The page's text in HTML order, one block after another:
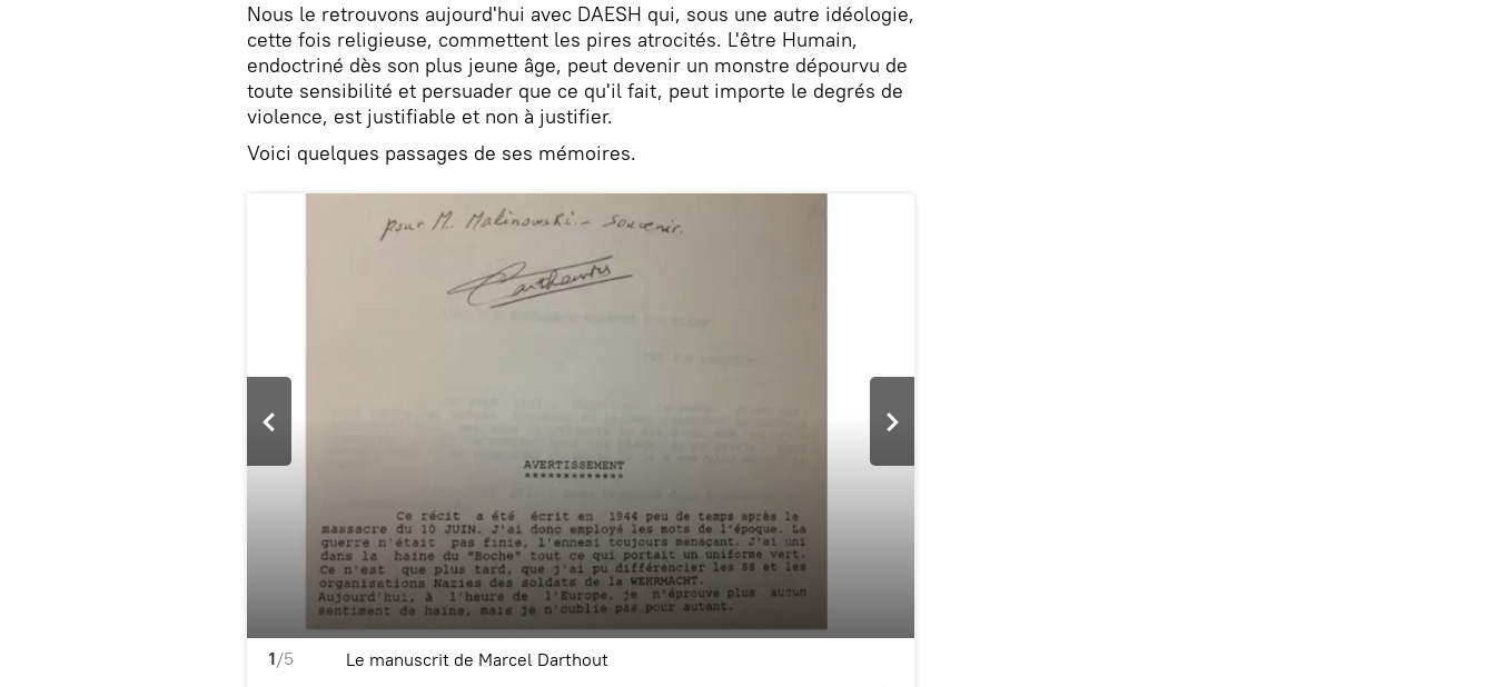
Nous le retrouvons aujourd'hui avec DAESH qui, sous une autre idéologie,
cette fois religieuse, commettent les pires atrocités. L'être Humain,
endoctriné dès son plus jeune âge, peut devenir un monstre dépourvu de
toute sensibilité et persuader que ce qu'il fait, peut importe le degrés de
violence, est justifiable et non à justifier.
Voici quelques passages de ses mémoires.
1/5 Le manuscrit de Marcel Darthout